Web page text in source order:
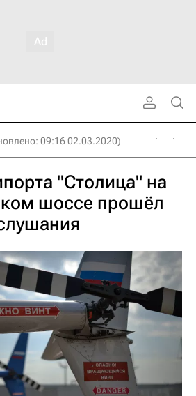
09:16 02.03.2020)
"Столица" на
шоссе прошёл